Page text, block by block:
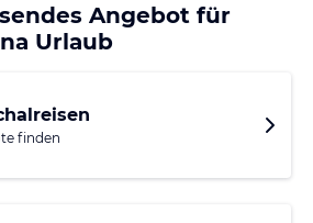
Angebot für
Urlaub
finden